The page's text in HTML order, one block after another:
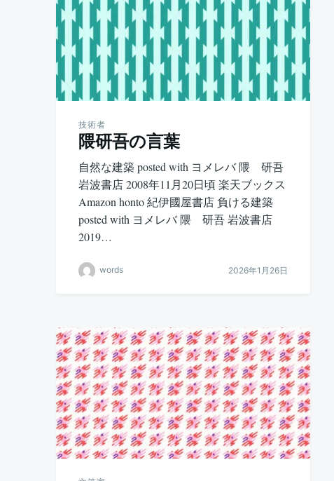
技術者
隈研吾の言葉
自然な建築 posted with ヨメレバ 隈 研吾
岩波書店 2008年11月20日頃 楽天ブックス
Amazon honto 紀伊國屋書店 負ける建築
posted with ヨメレバ 隈 研吾 岩波書店
2019…
words 2026年1月26日